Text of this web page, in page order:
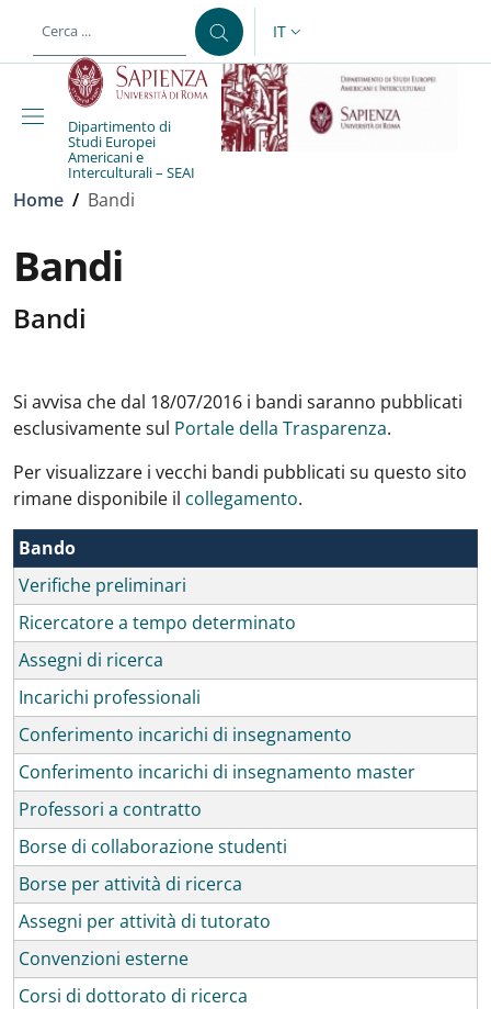
al contenuto principale
SELETTORE LINGUA:
IT
Dipartimento di
Studi Europei
Americani e
Interculturali – SEAI
Briciole di pane
Home / Bandi
Bandi
Bandi
Si avvisa che dal 18/07/2016 i bandi saranno pubblicati
esclusivamente sul Portale della Trasparenza.
Per visualizzare i vecchi bandi pubblicati su questo sito
rimane disponibile il collegamento.
Bando
Verifiche preliminari
Ricercatore a tempo determinato
Assegni di ricerca
Incarichi professionali
Conferimento incarichi di insegnamento
Conferimento incarichi di insegnamento master
Professori a contratto
Borse di collaborazione studenti
Borse per attività di ricerca
Assegni per attività di tutorato
Convenzioni esterne
Corsi di dottorato di ricerca